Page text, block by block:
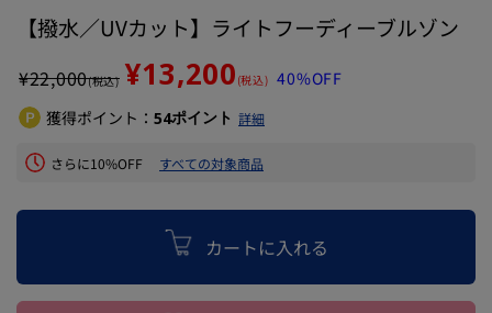
【撥水／UVカット】ライトフーディーブルゾン
¥22,000(税込) ¥13,200 (税込) 40%OFF
獲得ポイント： 54ポイント 詳細
さらに10%OFF すべての対象商品
カートに入れる